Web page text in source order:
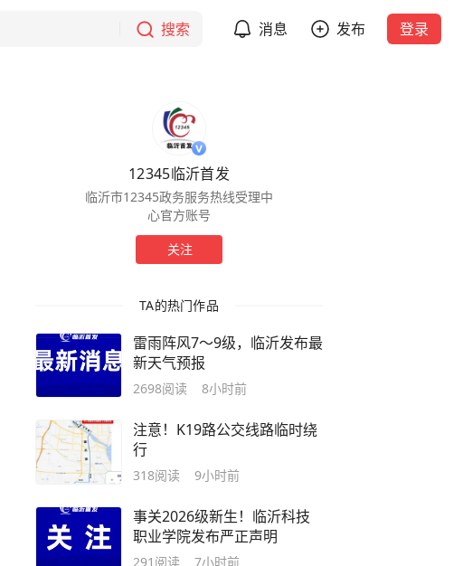
搜索 消息 发布 登录
12345临沂首发
临沂市12345政务服务热线受理中
心官方账号
关注
TA的热门作品
雷雨阵风7～9级，临沂发布最
新天气预报
2698阅读 8小时前
注意！K19路公交线路临时绕
行
318阅读 9小时前
事关2026级新生！临沂科技
职业学院发布严正声明
291 阅读 7小时前